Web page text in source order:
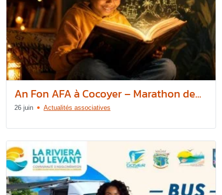
An Fon AFA à Cocoyer – Marathon de...
26 juin Actualités associatives